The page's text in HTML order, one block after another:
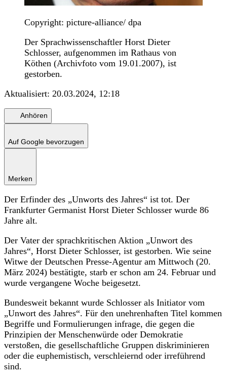
Copyright: picture-alliance/ dpa
Der Sprachwissenschaftler Horst Dieter
Schlosser, aufgenommen im Rathaus von
Köthen (Archivfoto vom 19.01.2007), ist
gestorben.
Aktualisiert: 20.03.2024, 12:18
Anhören
Auf Google bevorzugen
Merken
Der Erfinder des „Unworts des Jahres“ ist tot. Der
Frankfurter Germanist Horst Dieter Schlosser wurde 86
Jahre alt.
Der Vater der sprachkritischen Aktion „Unwort des
Jahres“, Horst Dieter Schlosser, ist gestorben. Wie seine
Witwe der Deutschen Presse-Agentur am Mittwoch (20.
März 2024) bestätigte, starb er schon am 24. Februar und
wurde vergangene Woche beigesetzt.
Bundesweit bekannt wurde Schlosser als Initiator vom
„Unwort des Jahres“. Für den unehrenhaften Titel kommen
Begriffe und Formulierungen infrage, die gegen die
Prinzipien der Menschenwürde oder Demokratie
verstoßen, die gesellschaftliche Gruppen diskriminieren
oder die euphemistisch, verschleiernd oder irreführend
sind.